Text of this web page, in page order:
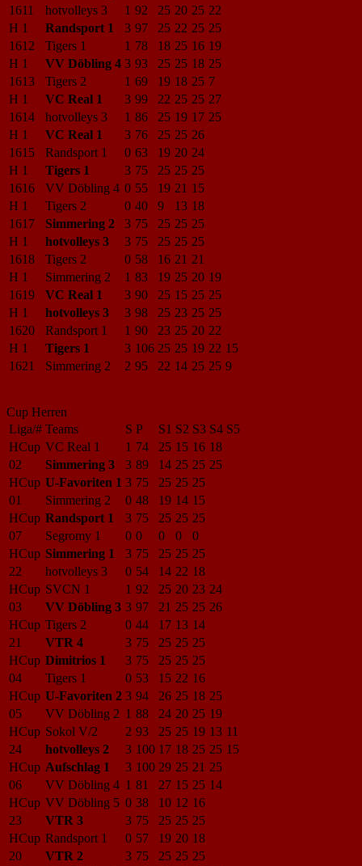
1611
hotvolleys 3 1 92 25 20 25 22
H 1
Randsport 1 3 97 25 22 25 25
1612
Tigers 1 1 78 18 25 16 19
H 1
VV Döbling 4 3 93 25 25 18 25
1613
Tigers 2 1 69 19 18 25 7
H 1
VC Real 1 3 99 22 25 25 27
1614
hotvolleys 3 1 86 25 19 17 25
H 1
VC Real 1 3 76 25 25 26
1615
Randsport 1 0 63 19 20 24
H 1
Tigers 1 3 75 25 25 25
1616
VV Döbling 4 0 55 19 21 15
H 1
Tigers 2 0 40 9 13 18
1617
Simmering 2 3 75 25 25 25
H 1
hotvolleys 3 3 75 25 25 25
1618
Tigers 2 0 58 16 21 21
H 1
Simmering 2 1 83 19 25 20 19
1619
VC Real 1 3 90 25 15 25 25
H 1
hotvolleys 3 3 98 25 23 25 25
1620
Randsport 1 1 90 23 25 20 22
H 1
Tigers 1 3 106 25 25 19 22 15
1621
Simmering 2 2 95 22 14 25 25 9
Cup Herren
Liga/# Teams S P S1 S2 S3 S4 S5
HCup VC Real 1 1 74 25 15 16 18
02
Simmering 3 3 89 14 25 25 25
HCup U-Favoriten 1 3 75 25 25 25
01
Simmering 2 0 48 19 14 15
HCup Randsport 1 3 75 25 25 25
07
Segromy 1 0 0 0 0
0
HCup Simmering 1 3 75 25 25 25
22
hotvolleys 3 0 54 14 22 18
HCup SVCN 1 1 92 25 20 23 24
03
VV Döbling 3 3 97 21 25 25 26
HCup Tigers 2 0 44 17 13 14
21
VTR 4 3 75 25 25 25
HCup Dimitrios 1 3 75 25 25 25
04
Tigers 1 0 53 15 22 16
HCup U-Favoriten 2 3 94 26 25 18 25
05
VV Döbling 2 1 88 24 20 25 19
HCup Sokol V/2 2 93 25 25 19 13 11
24
hotvolleys 2 3 100 17 18 25 25 15
HCup Aufschlag 1 3 100 29 25 21 25
06
VV Döbling 4 1 81 27 15 25 14
HCup VV Döbling 5 0 38 10 12 16
23
VTR 3 3 75 25 25 25
HCup Randsport 1 0 57 19 20 18
20
VTR 2 3 75 25 25 25